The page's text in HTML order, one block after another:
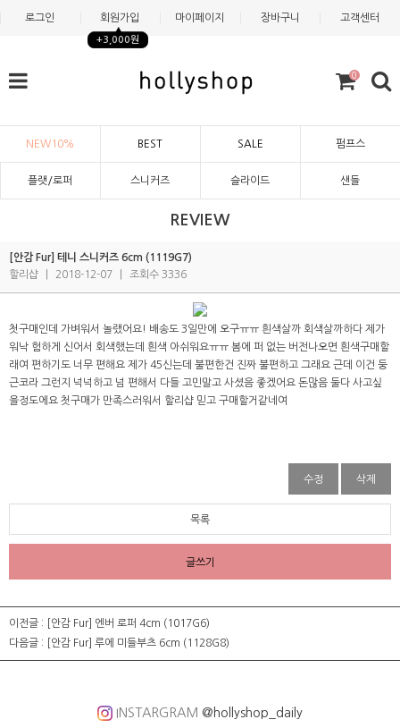
로그인 회원가입
+3,000원
마이페이지 장바구니 고객센터
0
NEW10% BEST SALE 펌프스
플랫/로퍼 스니커즈 슬라이드 샌들
REVIEW
[안감 Fur] 테니 스니커즈 6cm (1119G7)
할리샵
2018-12-07 조회수 3336
첫구매인데 가벼워서 놀랬어요! 배송도 3일만에 오구ㅠㅠ 흰색살까 회색살까하다 제가
워낙 험하게 신어서 회색했는데 흰색 아쉬워요ㅠㅠ 봄에 퍼 없는 버전나오면 흰색구매할
래여 편하기도 너무 편해요 제가 45신는데 불편한건 진짜 불편하고 그래요 근데 이건 둥
근코라 그런지 넉넉하고 넘 편해서 다들 고민말고 사셨음 좋겠어요 돈많음 둘다 사고싶
을정도에요 첫구매가 만족스러워서 할리샵 믿고 구매할거같네여
수정 삭제
목록
글쓰기
이전글 :
[안감 Fur] 엔버 로퍼 4cm (1017G6)
다음글 :
[안감 Fur] 루에 미들부츠 6cm (1128G8)
INSTARGRAM @hollyshop_daily